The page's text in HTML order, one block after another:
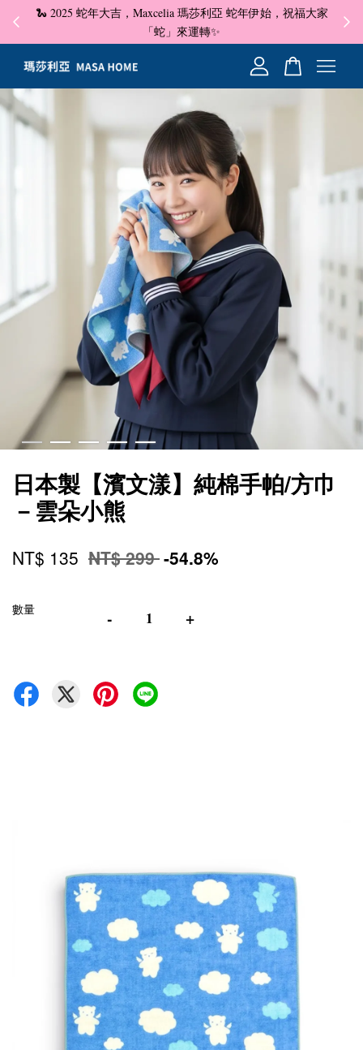
🐍 2025 蛇年大吉，Maxcelia 瑪莎利亞 蛇年伊始，祝福大家
「蛇」來運轉✨
✦
日本製【濱文漾】純棉手帕/方巾
－雲朵小熊
NT$ 135 NT$ 299-54.8%
數量 - +
您的購物車目前還是空的。
繼續購物